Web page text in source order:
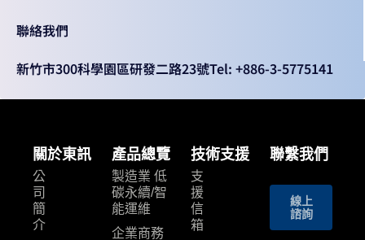
聯絡我們
新竹市300科學園區研發二路23號Tel: +886-3-5775141
關於東訊
公
司
簡
介
產品總覽
製造業 低
碳永續/智
能運維
企業商務
技術支援
支
援
信
箱
聯繫我們
線上
諮詢